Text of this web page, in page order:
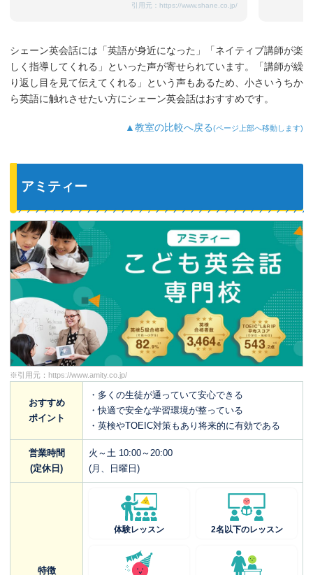
引用元： https://www.shane.co.jp/
シェーン英会話には「英語が身近になった」「ネイティブ講師が楽
しく指導してくれる」といった声が寄せられています。「講師が繰
り返し目を見て伝えてくれる」という声もあるため、小さいうちか
ら英語に触れさせたい方にシェーン英会話はおすすめです。
▲教室の比較へ戻る(ページ上部へ移動します)
アミティー
※引用元： https://www.amity.co.jp/
おすすめ
ポイント
・多くの生徒が通っていて安心できる
・快適で安全な学習環境が整っている
・英検やTOEIC対策もあり将来的に有効である
営業時間
(定休日)
火～土 10:00～20:00
(月、日曜日)
特徴
体験レッスン 2名以下のレッスン